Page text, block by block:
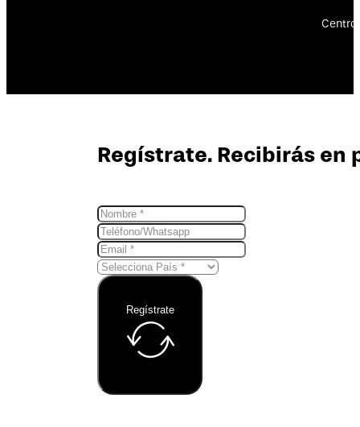
Centro
Regístrate. Recibirás en
Regístrate